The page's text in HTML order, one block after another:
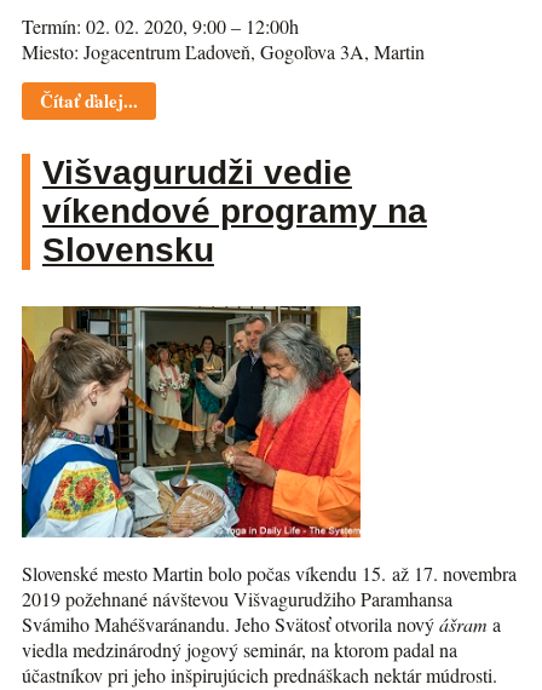
Termín: 02. 02. 2020, 9:00 – 12:00h
Miesto: Jogacentrum Ľadoveň, Gogoľova 3A, Martin
Čítať ďalej...
Višvagurudži vedie
víkendové programy na
Slovensku
Slovenské mesto Martin bolo počas víkendu 15. až 17. novembra
2019 požehnané návštevou Višvagurudžiho Paramhansa
Svámiho Mahéšvaránandu. Jeho Svätosť otvorila novýášram a
viedla medzinárodný jogový seminár, na ktorom padal na
účastníkov pri jeho inšpirujúcich prednáškach nektár múdrosti.